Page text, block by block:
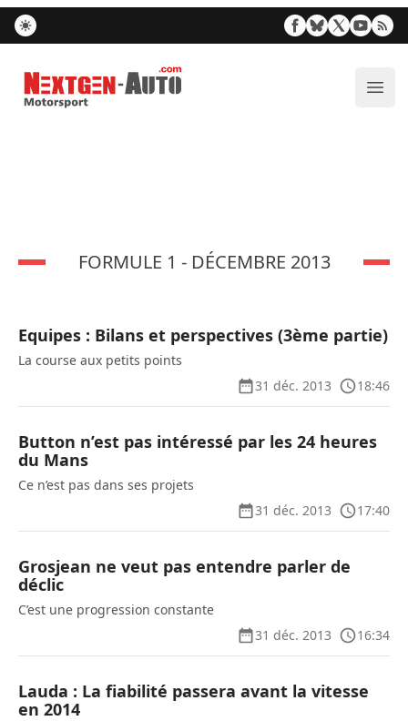
Nextgen-Auto.com
FORMULE 1 - DÉCEMBRE 2013
Equipes : Bilans et perspectives (3ème partie)
La course aux petits points
31 déc. 2013
18:46
Button n’est pas intéressé par les 24 heures
du Mans
Ce n’est pas dans ses projets
31 déc. 2013
17:40
Grosjean ne veut pas entendre parler de
déclic
C’est une progression constante
31 déc. 2013
16:34
Lauda : La fiabilité passera avant la vitesse
en 2014